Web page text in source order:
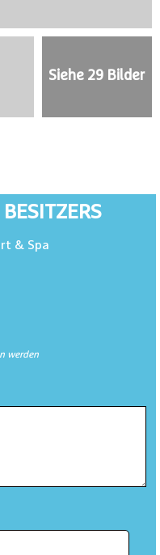
Siehe 29 Bilder
& Spa
werden